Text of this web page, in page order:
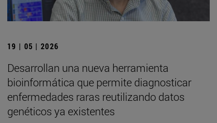
19 | 05 | 2026
Desarrollan una nueva herramienta
bioinformática que permite diagnosticar
enfermedades raras reutilizando datos
genéticos ya existentes